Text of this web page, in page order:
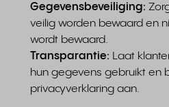
Gegevensbeveiliging:
veilig worden bewaard en
wordt bewaard.
Transparantie: Laat
hun gegevens gebruikt en
privacyverklaring aan.